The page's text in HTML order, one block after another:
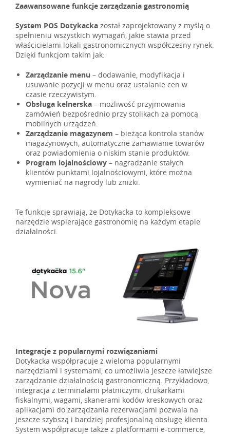
Zaawansowane funkcje zarządzania gastronomią
System POS Dotykacka został zaprojektowany z myślą o
spełnieniu wszystkich wymagań, jakie stawia przed
właścicielami lokali gastronomicznych współczesny rynek.
Dzięki funkcjom takim jak:
Zarządzanie menu – dodawanie, modyfikacja i
usuwanie pozycji w menu oraz ustalanie cen w
czasie rzeczywistym.
Obsługa kelnerska – możliwość przyjmowania
zamówień bezpośrednio przy stolikach za pomocą
mobilnych urządzeń.
Zarządzanie magazynem – bieżąca kontrola stanów
magazynowych, automatyczne zamawianie towarów
oraz powiadomienia o niskim stanie produktów.
Program lojalnościowy – nagradzanie stałych
klientów punktami lojalnościowymi, które można
wymieniać na nagrody lub zniżki.
Te funkcje sprawiają, że Dotykacka to kompleksowe
narzędzie wspierające gastronomię na każdym etapie
działalności.
Integracje z popularnymi rozwiązaniami
Dotykacka współpracuje z wieloma popularnymi
narzędziami i systemami, co umożliwia jeszcze łatwiejsze
zarządzanie działalnością gastronomiczną. Przykładowo,
integracja z terminalami płatniczymi, drukarkami
fiskalnymi, wagami, skanerami kodów kreskowych oraz
aplikacjami do zarządzania rezerwacjami pozwala na
jeszcze szybszą i bardziej profesjonalną obsługę klienta.
System współpracuje także z platformami e-commerce,